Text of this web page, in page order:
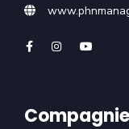
Compagnie